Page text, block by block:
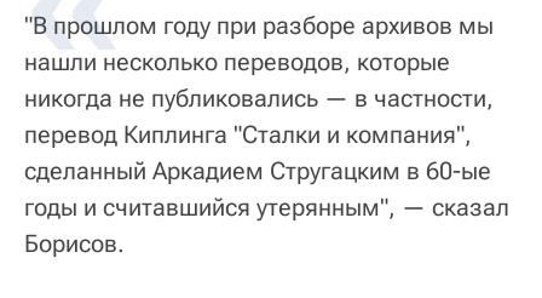
"В прошлом году при разборе архивов мы
нашли несколько переводов, которые
никогда не публиковались — в частности,
перевод Киплинга "Сталки и компания",
сделанный Аркадием Стругацким в 60-ые
годы и считавшийся утерянным", — сказал
Борисов.